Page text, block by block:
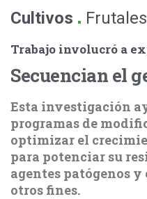
Cultivos . Frutales
Trabajo involucró a
Secuencian el
Esta investigación
programas de
optimizar el
para potenciar su
agentes patógenos
otros fines.